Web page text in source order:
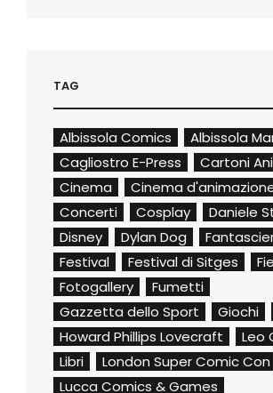
TAG
Albissola Comics
Albissola
Cagliostro E-Press
Cartoni
Cinema
Cinema
Concerti
Cosplay
Daniele
Disney
Dylan Dog
Festival
Festival di Sitges
Fotogallery
Fumetti
Gazzetta dello Sport
Giochi
Howard Phillips Lovecraft
Leo
Libri
London Super Comic Con
Lucca Comics & Games